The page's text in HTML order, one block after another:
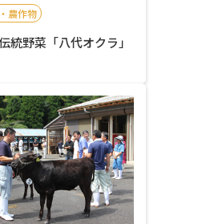
農作物
統野菜「八代オクラ」